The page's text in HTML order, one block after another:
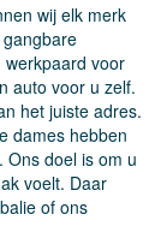
wij elk merk
voor
auto voor u zelf.
het juiste adres.
dames hebben
Ons doel is om u
voelt. Daar
of ons